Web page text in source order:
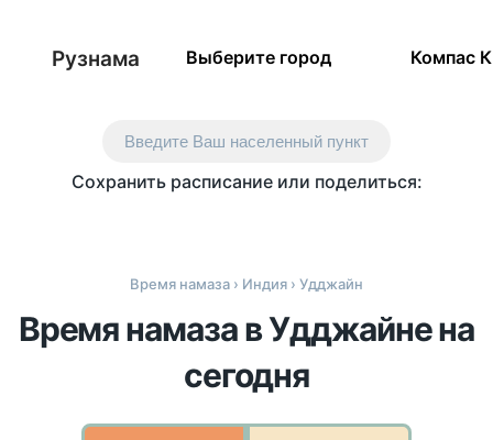
Рузнама Выберите город Компас
Введите Ваш населенный пункт
Сохранить расписание или поделиться:
Время намаза › Индия › Удджайн
Время намаза в Удджайне на
сегодня